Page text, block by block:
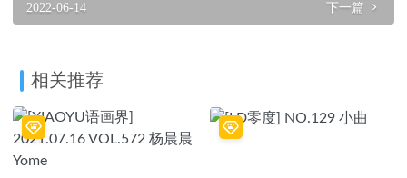
2022-06-14 下一篇
相关推荐